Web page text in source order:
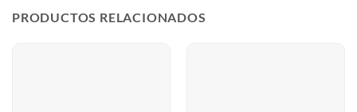
PRODUCTOS RELACIONADOS